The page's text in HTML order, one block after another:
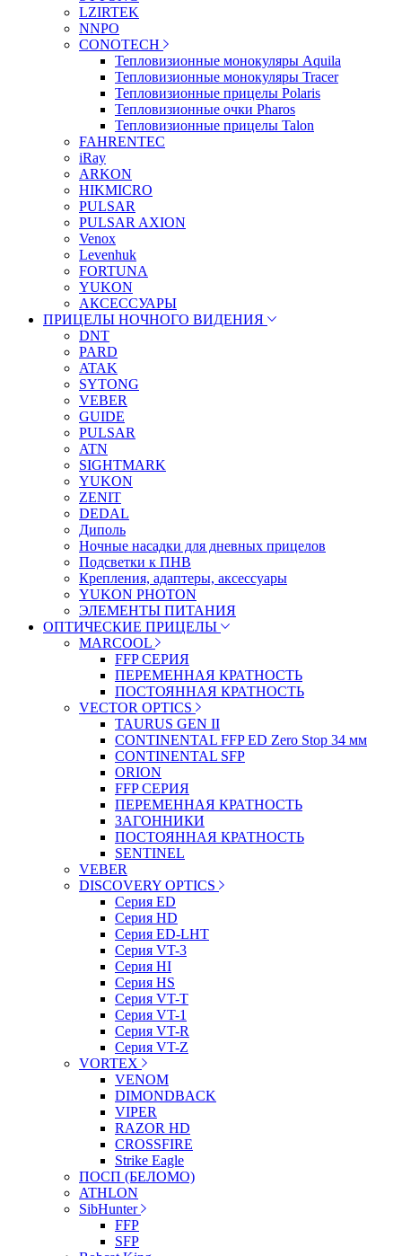
LZIRTEK
NNPO
CONOTECH
Тепловизионные монокуляры Aquila
Тепловизионные монокуляры Tracer
Тепловизионные прицелы Polaris
Тепловизионные очки Pharos
Тепловизионные прицелы Talon
FAHRENTEC
iRay
ARKON
HIKMICRO
PULSAR
PULSAR AXION
Venox
Levenhuk
FORTUNA
YUKON
АКСЕССУАРЫ
ПРИЦЕЛЫ НОЧНОГО ВИДЕНИЯ
DNT
PARD
ATAK
SYTONG
VEBER
GUIDE
PULSAR
ATN
SIGHTMARK
YUKON
ZENIT
DEDAL
Диполь
Ночные насадки для дневных прицелов
Подсветки к ПНВ
Крепления, адаптеры, аксессуары
YUKON PHOTON
ЭЛЕМЕНТЫ ПИТАНИЯ
ОПТИЧЕСКИЕ ПРИЦЕЛЫ
MARCOOL
FFP СЕРИЯ
ПЕРЕМЕННАЯ КРАТНОСТЬ
ПОСТОЯННАЯ КРАТНОСТЬ
VECTOR OPTICS
TAURUS GEN II
CONTINENTAL FFP ED Zero Stop 34 мм
CONTINENTAL SFP
ORION
FFP СЕРИЯ
ПЕРЕМЕННАЯ КРАТНОСТЬ
ЗАГОННИКИ
ПОСТОЯННАЯ КРАТНОСТЬ
SENTINEL
VEBER
DISCOVERY OPTICS
Серия ED
Серия HD
Серия ED-LHT
Серия VT-3
Серия HI
Серия HS
Серия VT-T
Серия VT-1
Серия VT-R
Серия VT-Z
VORTEX
VENOM
DIMONDBACK
VIPER
RAZOR HD
CROSSFIRE
Strike Eagle
ПОСП (БЕЛОМО)
ATHLON
SibHunter
FFP
SFP